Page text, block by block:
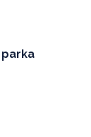
parka